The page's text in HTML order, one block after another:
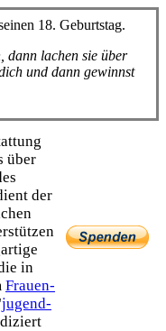
18. Geburtstag.
dann lachen sie über
und dann gewinnst
über
der
in
Frauen­
jugend­